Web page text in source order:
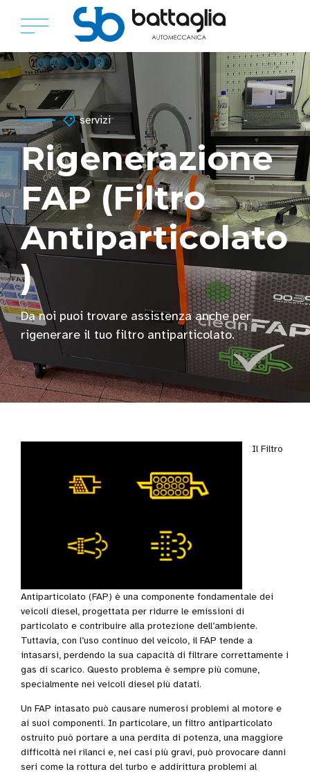
servizi
Rigenerazione
FAP (Filtro
Antiparticolato
)
Da noi puoi trovare assistenza anche per
rigenerare il tuo filtro antiparticolato.
Il Filtro
Antiparticolato (FAP) è una componente fondamentale dei
veicoli diesel, progettata per ridurre le emissioni di
particolato e contribuire alla protezione dell’ambiente.
Tuttavia, con l’uso continuo del veicolo, il FAP tende a
intasarsi, perdendo la sua capacità di filtrare correttamente i
gas di scarico. Questo problema è sempre più comune,
specialmente nei veicoli diesel più datati.
Un FAP intasato può causare numerosi problemi al motore e
ai suoi componenti. In particolare, un filtro antiparticolato
ostruito può portare a una perdita di potenza, una maggiore
difficoltà nei rilanci e, nei casi più gravi, può provocare danni
seri come la rottura del turbo e addirittura problemi al